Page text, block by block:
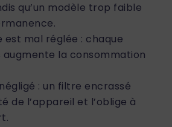
qu’un modèle trop faible
est mal réglée : chaque
augmente la consommation
: un filtre encrassé
de l’appareil et l’oblige à